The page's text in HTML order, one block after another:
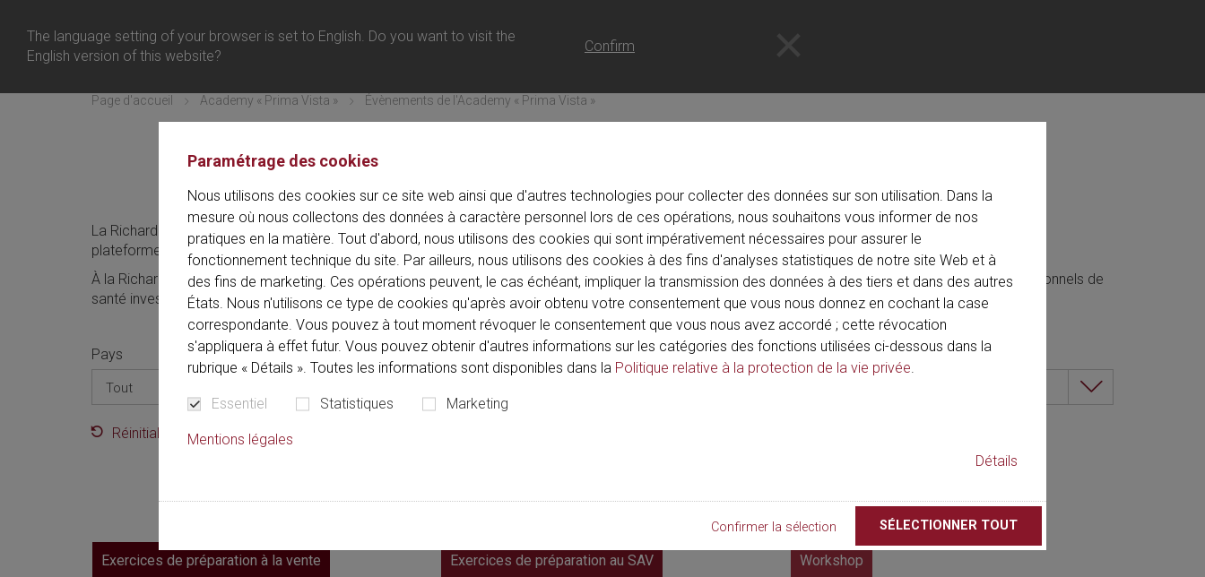
Paramétrage des cookies
Nous utilisons des cookies sur ce site web ainsi que d'autres technologies pour collecter des données sur son utilisation. Dans la
mesure où nous collectons des données à caractère personnel lors de ces opérations, nous souhaitons vous informer de nos
pratiques en la matière. Tout d'abord, nous utilisons des cookies qui sont impérativement nécessaires pour assurer le
fonctionnement technique du site. Par ailleurs, nous utilisons des cookies à des fins d'analyses statistiques de notre site Web et à
des fins de marketing. Ces opérations peuvent, le cas échéant, impliquer la transmission des données à des tiers et dans des autres
États. Nous n'utilisons ce type de cookies qu'après avoir obtenu votre consentement que vous nous donnez en cochant la case
correspondante. Vous pouvez à tout moment révoquer le consentement que vous nous avez accordé ; cette révocation
s'appliquera à effet futur. Vous pouvez obtenir d'autres informations sur les catégories des fonctions utilisées ci-dessous dans la
rubrique « Détails ». Toutes les informations sont disponibles dans la Politique relative à la protection de la vie privée
Essentiel Statistiques Marketing
Mentions légales
Détails
Confirmer la sélection SÉLECTIONNER TOUT
The language setting of your browser is set to English. Do you want to visit the
English version of this website?
Confirm
Page d'accueil Academy « Prima Vista » Évènements de l'Academy « Prima Vista »
Évènements de la Richard Wolf Academy « Prima Vista »
La Richard Wolf Academy « Prima Vista » est un pôle de compétences qui s'articule autour d'un concept de formations initiale et continue ainsi que d'une
plateforme de communication. Spécialistes et généralistes, enseignants et étudiants, utilisateurs et innovateurs convergent en ce lieu.
À la Richard Wolf Academy « Prima Vista », nous réunissons les meilleurs : des spécialistes renommés partagent leurs connaissances avec des professionnels de
santé investis dans leur travail.
Pays
Tout
Catégorie Mois Langue
Réinitialiser le filtre
Exercices de préparation à la vente Exercices de préparation au SAV Workshop
Menu Connexion Belgium - FR